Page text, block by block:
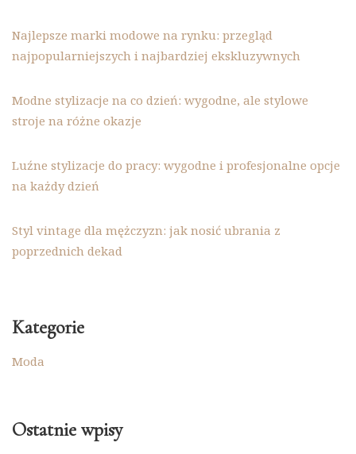
Najlepsze marki modowe na rynku: przegląd
najpopularniejszych i najbardziej ekskluzywnych
Modne stylizacje na co dzień: wygodne, ale stylowe
stroje na różne okazje
Luźne stylizacje do pracy: wygodne i profesjonalne opcje
na każdy dzień
Styl vintage dla mężczyzn: jak nosić ubrania z
poprzednich dekad
Kategorie
Moda
Ostatnie wpisy